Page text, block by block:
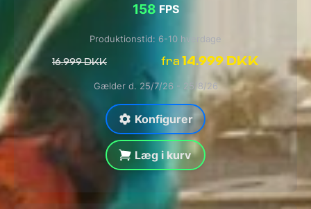
158 FPS
16.999 DKK fra 14.999 DKK
Produktionstid: 6-10 hverdage
Gælder d. 25/7/26 - 25/8/26
Konfigurer
Læg i kurv